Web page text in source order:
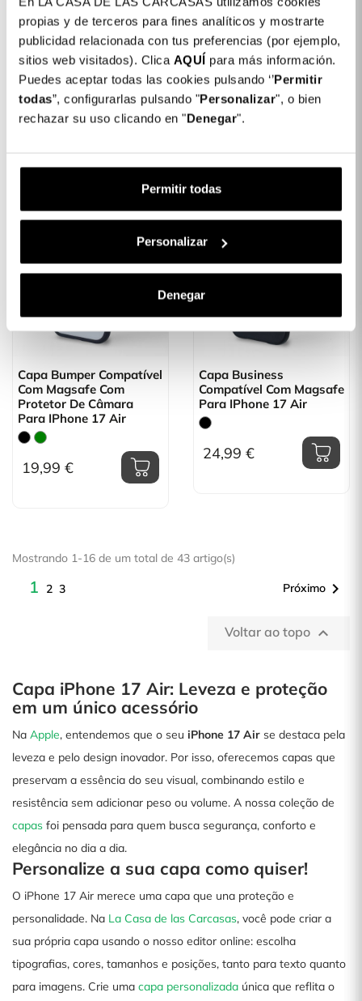
propias y de terceros para fines analíticos y mostrarte
publicidad relacionada con tus preferencias (por ejemplo,
sitios web visitados). Clica AQUÍ para más información.
Puedes aceptar todas las cookies pulsando ‘’Permitir
todas”, configurarlas pulsando "Personalizar", o bien
rechazar su uso clicando en "Denegar".
Permitir todas
Personalizar
Denegar
Cover Glitter Premium
Per IPhone Air
14,99 €
Capa Silicone
Transparente Para
IPhone 17 Air
Capa Bumper Compatível
Com Magsafe Com
Protetor De Câmara
Para IPhone 17 Air
19,99 €
Capa Business
Compatível Com Magsafe
Para IPhone 17 Air
24,99 €
Mostrando 1-16 de um total de 43 artigo(s)
1 2 3 Próximo 
Voltar ao topo 
Capa iPhone 17 Air: Leveza e proteção
em um único acessório
Na Apple, entendemos que o seu iPhone 17 Air se destaca pela
leveza e pelo design inovador. Por isso, oferecemos capas que
preservam a essência do seu visual, combinando estilo e
resistência sem adicionar peso ou volume. A nossa coleção de
capas foi pensada para quem busca segurança, conforto e
elegância no dia a dia.
Personalize a sua capa como quiser!
O iPhone 17 Air merece uma capa que una proteção e
personalidade. Na La Casa de las Carcasas, você pode criar a
sua própria capa usando o nosso editor online: escolha
tipografias, cores, tamanhos e posições, tanto para texto quanto
para imagens. Crie uma capa personalizada única que reflita o